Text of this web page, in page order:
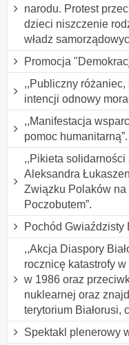
narodu. Protest
dzieci niszczenie
władz
Promocja
,,Publiczny
intencji odnowy
,,Manifestacja
pomoc humanitarną”.
,,Pikieta
Aleksandra
Związku Polaków na
Poczobutem”.
Pochód Gwiaździsty
,,Akcja Diaspory
rocznicę katastrofy
w 1986 oraz
nuklearnej oraz
terytorium Białorusi,
Spektakl plenerowy